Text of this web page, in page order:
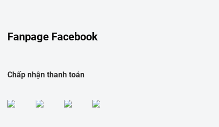
Fanpage Facebook
Chấp nhận thanh toán